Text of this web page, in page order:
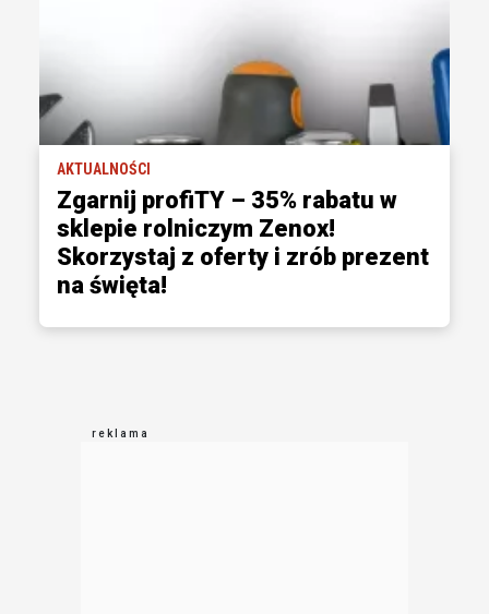
AKTUALNOŚCI
Zgarnij profiTY – 35% rabatu w
sklepie rolniczym Zenox!
Skorzystaj z oferty i zrób prezent
na święta!